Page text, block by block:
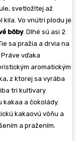
svetložltej až
kila. Vo vnútri plodu je
bôby. Dlhé sú asi 2
sa pražia a drvia na
Práve vďaka
aromatickým
z ktorej sa vyrába
tri kultivary
kakaa a čokolády.
kakaovú vôňu a
a pražením.